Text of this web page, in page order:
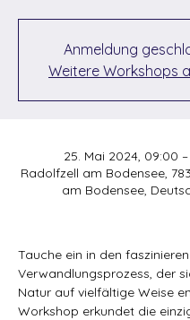
Anmeldung
Weitere Workshops
25. Mai 2024, 09:00
Radolfzell am Bodensee,
am Bodensee,
Tauche ein in den
Verwandlungsprozess, der
Natur auf vielfältige Weise
Workshop erkundet die